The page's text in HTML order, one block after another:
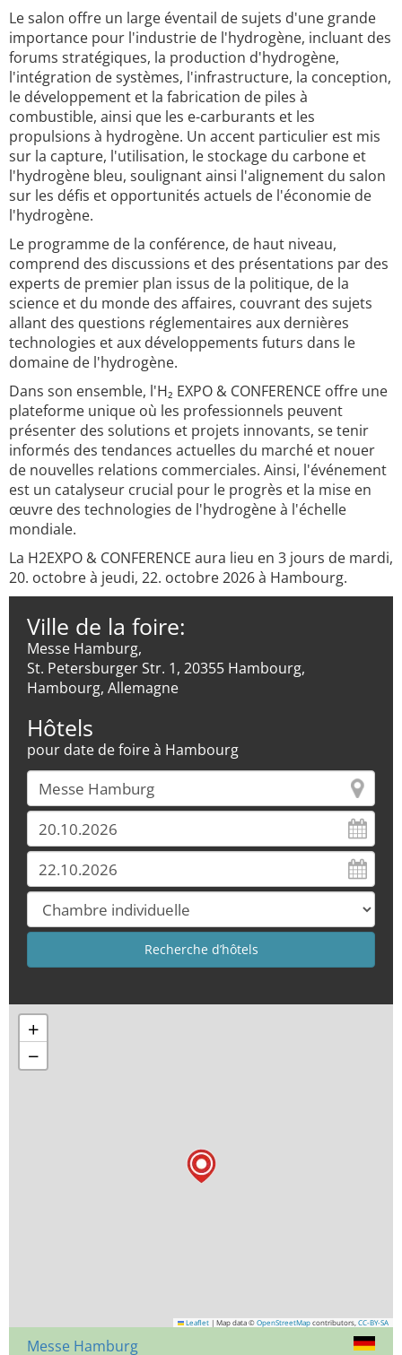
Le salon offre un large éventail de sujets d'une grande
importance pour l'industrie de l'hydrogène, incluant des
forums stratégiques, la production d'hydrogène,
l'intégration de systèmes, l'infrastructure, la conception,
le développement et la fabrication de piles à
combustible, ainsi que les e-carburants et les
propulsions à hydrogène. Un accent particulier est mis
sur la capture, l'utilisation, le stockage du carbone et
l'hydrogène bleu, soulignant ainsi l'alignement du salon
sur les défis et opportunités actuels de l'économie de
l'hydrogène.
Le programme de la conférence, de haut niveau,
comprend des discussions et des présentations par des
experts de premier plan issus de la politique, de la
science et du monde des affaires, couvrant des sujets
allant des questions réglementaires aux dernières
technologies et aux développements futurs dans le
domaine de l'hydrogène.
Dans son ensemble, l'H₂ EXPO & CONFERENCE offre une
plateforme unique où les professionnels peuvent
présenter des solutions et projets innovants, se tenir
informés des tendances actuelles du marché et nouer
de nouvelles relations commerciales. Ainsi, l'événement
est un catalyseur crucial pour le progrès et la mise en
œuvre des technologies de l'hydrogène à l'échelle
mondiale.
La H2EXPO & CONFERENCE aura lieu en 3 jours de mardi,
20. octobre à jeudi, 22. octobre 2026 à Hambourg.
Ville de la foire:
Messe Hamburg,
St. Petersburger Str. 1, 20355 Hambourg,
Hambourg, Allemagne
Hôtels
pour date de foire à Hambourg
+
−
Leaflet | Map data © OpenStreetMap contributors, CC-BY-SA
Messe Hamburg